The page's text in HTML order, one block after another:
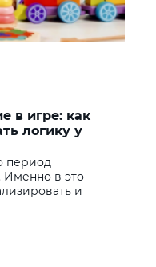
в игре: как
логику у
период
Именно в это
и